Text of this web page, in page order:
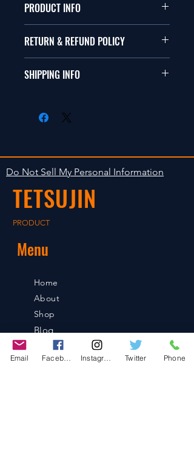
PRODUCT INFO
本品は1/10サイズのラジオコント
This items fit in with 1/10 sizes of
RETURN & REFUND POLICY
商品に明らかな欠陥がないかぎり
isn't accepted in goods.
SHIPPING INFO
します。海外への出荷は入金確認
The occasion with the stock is
shipped in 2-5 days. Shipment to
foreign countries will be shipment
after payment confirmation.
Do Not Sell My Personal Information
TETSUJIN
PRODUCT
Menu
Home
About
Shop
Blog
Contact
Email Twitter Phone